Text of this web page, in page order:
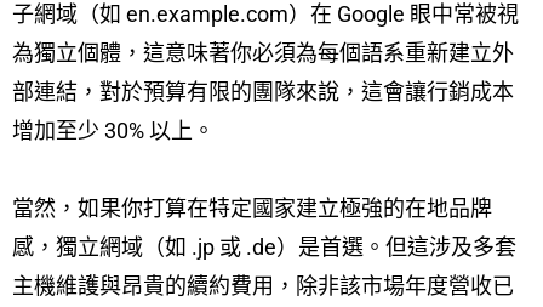
子網域（如 en.example.com）在 Google 眼中常被視
為獨立個體，這意味著你必須為每個語系重新建立外
部連結，對於預算有限的團隊來說，這會讓行銷成本
增加至少 30% 以上。
當然，如果你打算在特定國家建立極強的在地品牌
感，獨立網域（如 .jp 或 .de）是首選。但這涉及多套
主機維護與昂貴的續約費用，除非該市場年度營收已